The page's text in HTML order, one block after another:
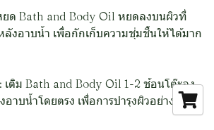
ด Bath and Body Oil หยดลงบนผิวที่
งอาบน้ำ เพื่อกักเก็บความชุ่มชื้นให้ได้มาก
เติม Bath and Body Oil 1-2 ช้อนโต๊ะลง
อาบน้ำโดยตรง เพื่อการบำรุงผิวอย่างล้ำลึก